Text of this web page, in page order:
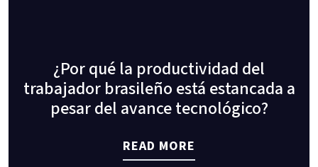
¿Por qué la productividad del
trabajador brasileño está estancada a
pesar del avance tecnológico?
READ MORE